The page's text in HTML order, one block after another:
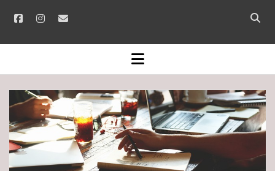
facebookinstagram
email
Open
bar
open
menu